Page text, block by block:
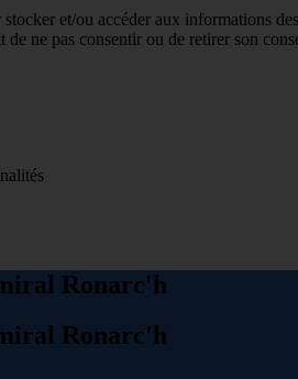
et/ou accéder aux informations
ne pas consentir ou de retirer son
Ronarc'h
Ronarc'h